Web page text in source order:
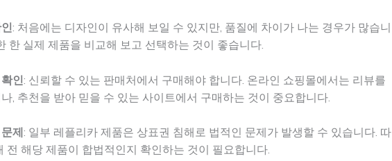
: 처음에는 디자인이 유사해 보일 수 있지만, 품질에 차이가 나는 경우가 많습니
한 실제 제품을 비교해 보고 선택하는 것이 좋습니다.
인: 신뢰할 수 있는 판매처에서 구매해야 합니다. 온라인 쇼핑몰에서는 리뷰를
, 추천을 받아 믿을 수 있는 사이트에서 구매하는 것이 중요합니다.
제: 일부 레플리카 제품은 상표권 침해로 법적인 문제가 발생할 수 있습니다. 따
전 해당 제품이 합법적인지 확인하는 것이 필요합니다.